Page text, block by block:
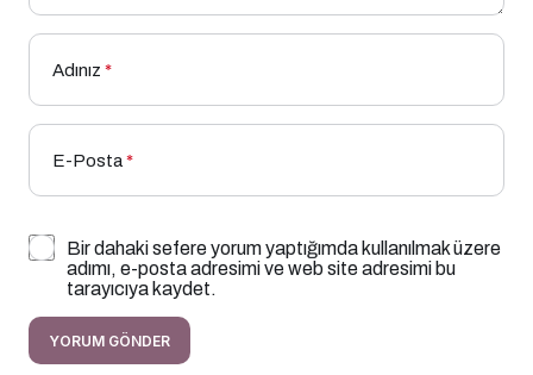
Adınız *
E-Posta*
Bir dahaki sefere yorum yaptığımda kullanılmak üzere
adımı, e-posta adresimi ve web site adresimi bu
tarayıcıya kaydet.
YORUM GÖNDER